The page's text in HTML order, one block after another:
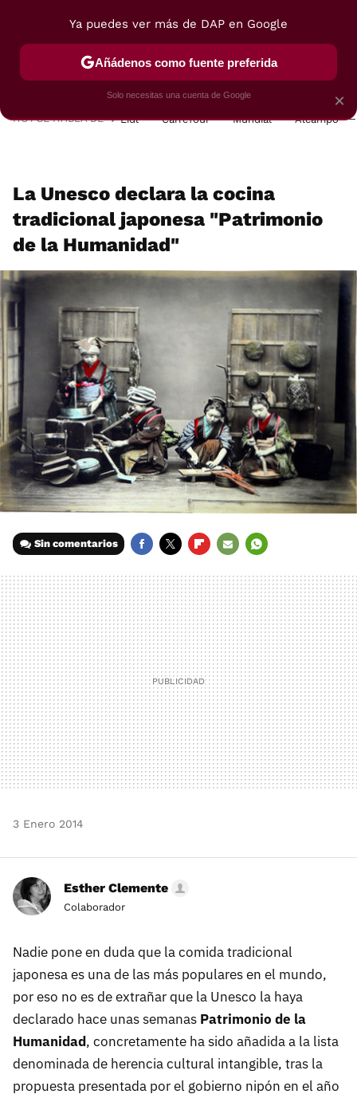
POSTRES VIAJES SELECCIÓN VEGUI
HOY SE HABLA DE Lidl Carrefour Mundial Alcampo
La Unesco declara la cocina
tradicional japonesa "Patrimonio
de la Humanidad"
Sin comentarios
MAIL
3 Enero 2014
Esther Clemente
Colaborador
Nadie pone en duda que la comida tradicional
japonesa es una de las más populares en el mundo,
por eso no es de extrañar que la Unesco la haya
declarado hace unas semanas Patrimonio de la
Humanidad, concretamente ha sido añadida a la lista
denominada de herencia cultural intangible, tras la
propuesta presentada por el gobierno nipón en el año
×
Ya puedes ver más de DAP en Google
Añádenos como fuente preferida
Solo necesitas una cuenta de Google